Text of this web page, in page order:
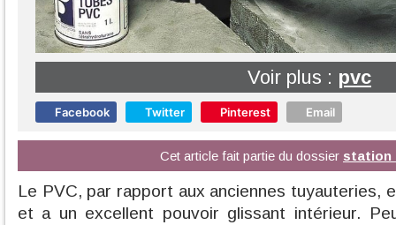
Voir plus : pvc
Facebook Twitter Pinterest Email
Cet article fait partie du dossier station
Le PVC, par rapport aux anciennes tuyauteries,
et a un excellent pouvoir glissant intérieur.